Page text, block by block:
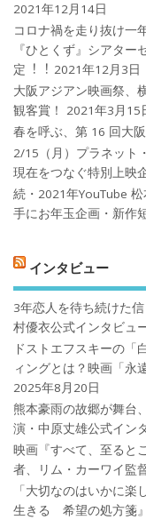
2021年12月14日
コロナ禍を⾛り抜け⼀
『ひとくず』シアタ
定︕︕ 2021年12月3日
大阪アジアン映画祭、
観客賞！
2021年3月15
春を呼ぶ、第 16 回大
2/15（月）プラネット
現在をつなぐ特別上映
続・2021年YouTube
手にお年玉企画・新作
インタビュー
3年恋人を待ち続けた
村優衣公式インタビュ
ドストエフスキーの「
ィングとは？映画「永
2025年8月20日
熊本豪雨の故郷が舞台
演・中原丈雄公式イン
映画『すべて、至ると
者、リム・カーワイ監
「大切なのはいかに
生きる 希望の処方箋